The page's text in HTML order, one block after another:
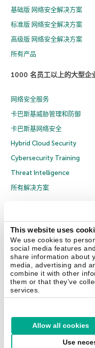
This website uses
We use cookies to
social media features
share information about
media, advertising and
combine it with other
them or that they’ve
services.
Allow all cookies
Use
基础版 网络安全解决方案
标准版 网络安全解决方案
高级版 网络安全解决方案
所有产品
1000 名员工以上的大型企
网络安全服务
卡巴斯基威胁管理和防御
卡巴斯基网络安全
Hybrid Cloud Security
Cybersecurity Training
Threat Intelligence
所有解决方案
反腐败政策
京ICP备12053225号
京公网
联系我们 关于我们 合作伙伴
Securelist Eugene Personal Blog
中国 (China)